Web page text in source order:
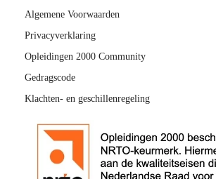
Algemene Voorwaarden
Privacyverklaring
Opleidingen 2000 Community
Gedragscode
Klachten- en geschillenregeling